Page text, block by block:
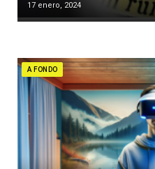
17 enero, 2024
A FONDO